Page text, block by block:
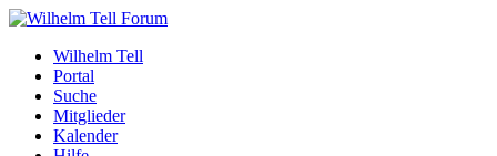
Wilhelm Tell
Portal
Suche
Mitglieder
Kalender